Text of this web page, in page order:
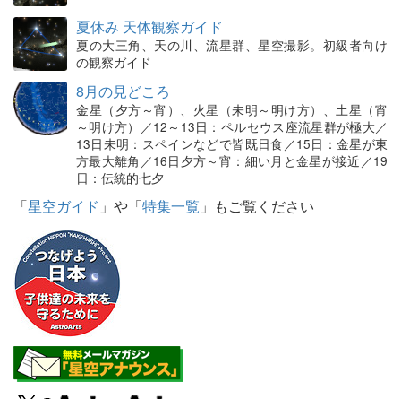
夏休み 天体観察ガイド
夏の大三角、天の川、流星群、星空撮影。初級者向け
の観察ガイド
8月の見どころ
金星（夕方～宵）、火星（未明～明け方）、土星（宵
～明け方）／12～13日：ペルセウス座流星群が極大／
13日未明：スペインなどで皆既日食／15日：金星が東
方最大離角／16日夕方～宵：細い月と金星が接近／19
日：伝統的七夕
「星空ガイド 」や「特集一覧 」もご覧ください